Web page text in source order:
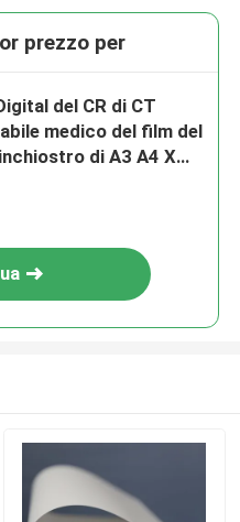
prezzo per
del CR di CT
medico del film del
di A3 A4 X